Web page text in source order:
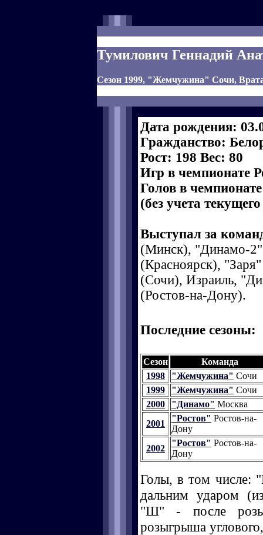
Тумилович Геннадий
Сезон 1999, "Жемчужина" Сочи,
Дата рождения:
Гражданство:
Рост: 198 Вес: 80
Игр в чемпионате
Голов в
(без учета
Выступал за
(Минск), "Динамо-
(Красноярск),
(Сочи), Израиль,
(Ростов-на-Дону).
Последние сезоны:
Сезон
Команда
1998
"Жемчужина" Сочи
1999
"Жемчужина" Сочи
2000
"Динамо" Москва
2001
"Ростов" Ростов-на-
Дону
2002
"Ростов" Ростов-на-
Дону
Голы, в том числе:
дальним ударом
"Ш" - после
розыгрыша